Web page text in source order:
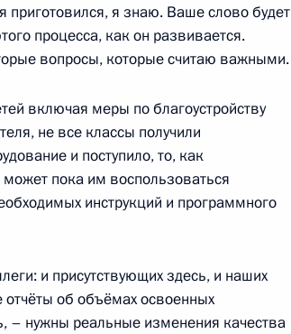
политике
вопросам
приготовился, я знаю. Ваше слово будет
процесса, как он развивается.
вопросы, которые считаю важными.
включая меры по благоустройству
не все классы получили
и поступило, то, как
пока им воспользоваться
инструкций и программного
и присутствующих здесь, и наших
об объёмах освоенных
– нужны реальные изменения качества